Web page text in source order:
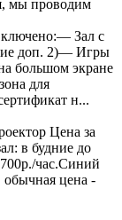
мы проводим
Зал с
доп. 2)— Игры
большом экране
для
н...
Цена за
в будние до
час.Синий
обычная цена -